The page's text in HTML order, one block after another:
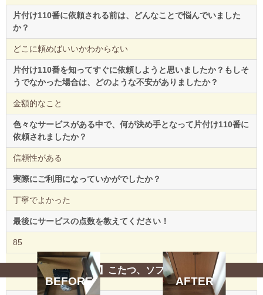
片付け110番に依頼される前は、どんなことで悩んでいました
か？
どこに頼めばいいかわからない
片付け110番を知ってすぐに依頼しようと思いましたか？もしそ
うでなかった場合は、どのような不安がありましたか？
金額的なこと
色々なサービスがある中で、何が決め手となって片付け110番に
依頼されましたか？
信頼性がある
実際にご利用になっていかがでしたか？
丁寧でよかった
最後にサービスの点数を教えてください！
85
【中津川市】こたつ、ソファーの回収
BEFORE AFTER